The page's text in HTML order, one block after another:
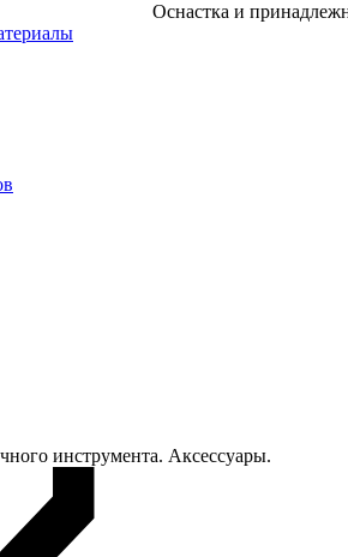
Оснастка и
инструмента. Аксессуары.